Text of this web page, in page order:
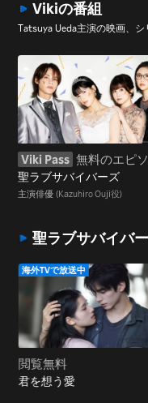
Vikiの番組
Tatsuya Ueda主演の映画、シ
Viki Pass 無料のエピ
聖ラブサバイバーズ
主演俳優 (Kazuhiro Ouji役)
聖ラブサバイバ
海外TVで放送中
閲覧無料
君を想う愛